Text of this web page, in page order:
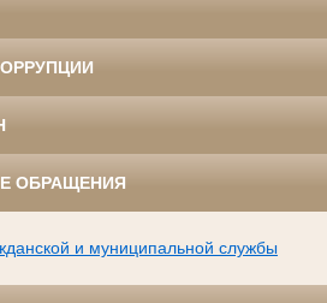
ОБРАЩЕНИЯ
и муниципальной службы